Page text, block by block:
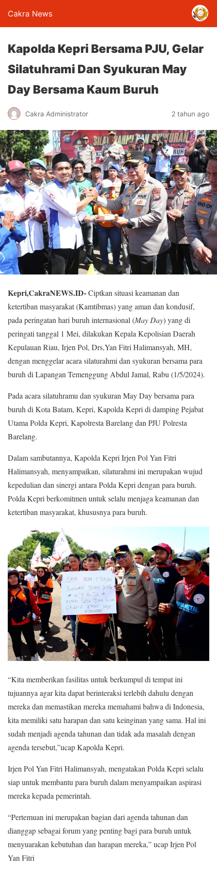
Cakra News
Kapolda Kepri Bersama PJU, Gelar
Silatuhrami Dan Syukuran May
Day Bersama Kaum Buruh
Cakra Administrator 2 tahun ago
Kepri,CakraNEWS.ID-Ciptkan situasi keamanan dan
ketertiban masyarakat (Kamtibmas) yang aman dan kondusif,
pada peringatan hari buruh internasional (May Day) yang di
peringati tanggal 1 Mei, dilakukan Kepala Kepolisian Daerah
Kepulauan Riau, Irjen Pol, Drs,Yan Fitri Halimansyah, MH,
dengan menggelar acara silaturahmi dan syukuran bersama para
buruh di Lapangan Temenggung Abdul Jamal, Rabu (1/5/2024).
Pada acara silatuhramu dan syukuran May Day bersama para
buruh di Kota Batam, Kepri, Kapolda Kepri di damping Pejabat
Utama Polda Kepri, Kapolresta Barelang dan PJU Polresta
Barelang.
Dalam sambutannya, Kapolda Kepri Irjen Pol Yan Fitri
Halimansyah, menyampaikan, silaturahmi ini merupakan wujud
kepedulian dan sinergi antara Polda Kepri dengan para buruh.
Polda Kepri berkomitmen untuk selalu menjaga keamanan dan
ketertiban masyarakat, khususnya para buruh.
“Kita memberikan fasilitas untuk berkumpul di tempat ini
tujuannya agar kita dapat berinteraksi terlebih dahulu dengan
mereka dan memastikan mereka memahami bahwa di Indonesia,
kita memiliki satu harapan dan satu keinginan yang sama. Hal ini
sudah menjadi agenda tahunan dan tidak ada masalah dengan
agenda tersebut,”ucap Kapolda Kepri.
Irjen Pol Yan Fitri Halimansyah, mengatakan Polda Kepri selalu
siap untuk membantu para buruh dalam menyampaikan aspirasi
mereka kepada pemerintah.
“Pertemuan ini merupakan bagian dari agenda tahunan dan
dianggap sebagai forum yang penting bagi para buruh untuk
menyuarakan kebutuhan dan harapan mereka,” ucap Irjen Pol
Yan Fitri